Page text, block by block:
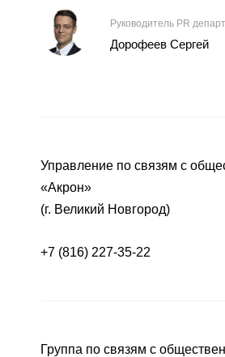
Руководитель PR
Дорофеев Сергей
Управление по связям с
«Акрон»
(г. Великий Новгород)
+7 (816) 227-35-22
Группа по связям с